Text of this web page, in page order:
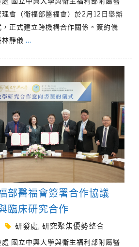
會（衛福部醫福會）於2月12日舉辦
正式建立跨機構合作關係。簽約儀
靜儀 …
部醫福會簽署合作協議
臨床研究合作
研發處, 研究聚焦優勢整合
國立中興大學與衛生福利部附屬醫